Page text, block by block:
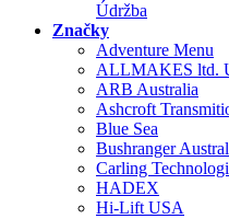
Údržba
Značky
Adventure Menu
ALLMAKES ltd.
ARB Australia
Ashcroft
Blue Sea
Bushranger
Carling
HADEX
Hi-Lift USA